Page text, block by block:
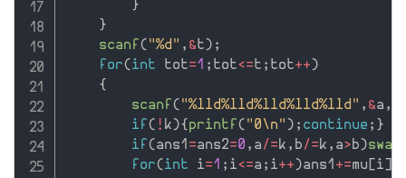
}
}
scanf ( "%d" , &t) ;
for(int tot=1 ; tot<=t ; tot++)
{
scanf ( "%lld%lld%lld%lld%lld" , &a ,
if ( ! k){printf ( "0\n" ) ; continue ; }
if (ans1 =ans2=0 , a / =k , b / =k , a>b)swap
for(int i=1 ; i<=a ; i++)ans1 +=mu [i]